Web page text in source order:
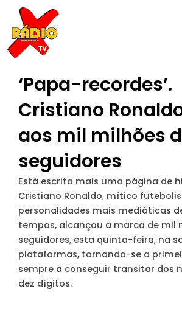
content
‘Papa-recordes’.
Cristiano
aos mil milhões
seguidores
Está escrita mais uma página de
Cristiano Ronaldo, mítico
personalidades mais mediáticas
tempos, alcançou a marca de mil
seguidores, esta quinta-feira, na
plataformas, tornando-se a
sempre a conseguir transitar dos
dez dígitos.